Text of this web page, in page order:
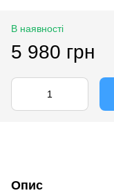
В наявності
5 980 грн
Опис